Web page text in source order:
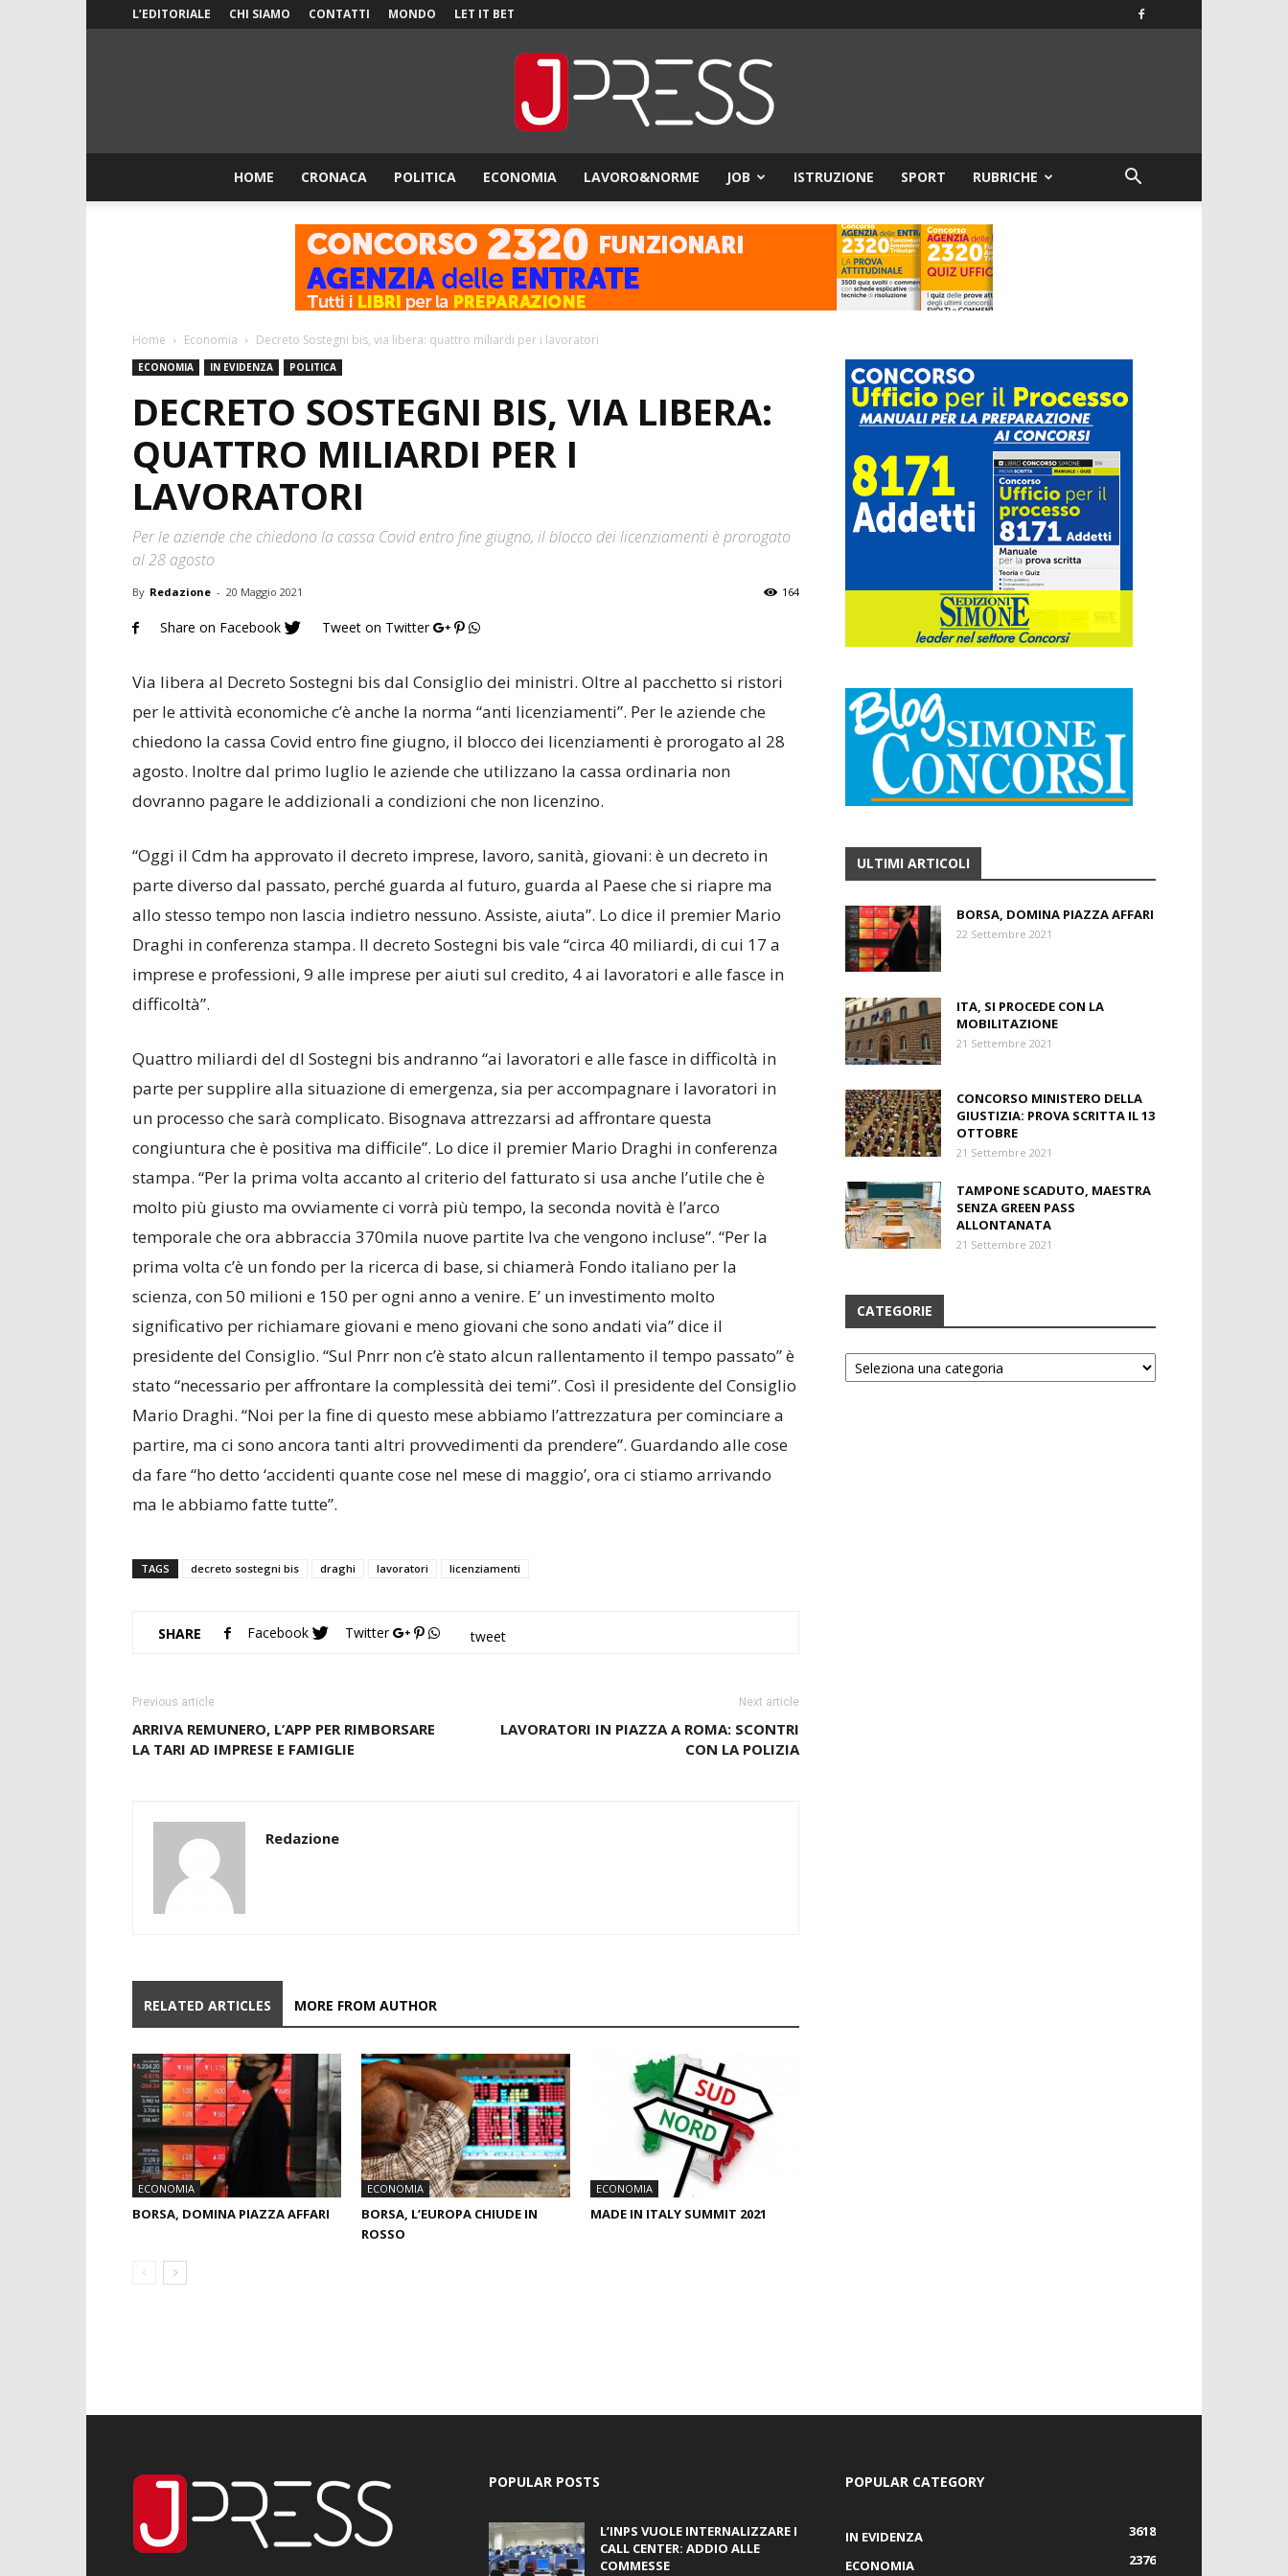
L’EDITORIALE CHI SIAMO CONTATTI MONDO LET IT BET
HOME CRONACA POLITICA ECONOMIA LAVORO&NORME JOB ISTRUZIONE SPORT RUBRICHE
Home Economia Decreto Sostegni bis, via libera: quattro miliardi per i lavoratori
ECONOMIA IN EVIDENZA POLITICA
DECRETO SOSTEGNI BIS, VIA LIBERA:
QUATTRO MILIARDI PER I
LAVORATORI
Per le aziende che chiedono la cassa Covid entro fine giugno, il blocco dei licenziamenti è prorogato
al 28 agosto
By Redazione - 20 Maggio 2021 164
Share on Facebook Tweet on Twitter
Via libera al Decreto Sostegni bis dal Consiglio dei ministri. Oltre al pacchetto si ristori
per le attività economiche c’è anche la norma “anti licenziamenti”. Per le aziende che
chiedono la cassa Covid entro fine giugno, il blocco dei licenziamenti è prorogato al 28
agosto. Inoltre dal primo luglio le aziende che utilizzano la cassa ordinaria non
dovranno pagare le addizionali a condizioni che non licenzino.
“Oggi il Cdm ha approvato il decreto imprese, lavoro, sanità, giovani: è un decreto in
parte diverso dal passato, perché guarda al futuro, guarda al Paese che si riapre ma
allo stesso tempo non lascia indietro nessuno. Assiste, aiuta”. Lo dice il premier Mario
Draghi in conferenza stampa. Il decreto Sostegni bis vale “circa 40 miliardi, di cui 17 a
imprese e professioni, 9 alle imprese per aiuti sul credito, 4 ai lavoratori e alle fasce in
difficoltà”.
Quattro miliardi del dl Sostegni bis andranno “ai lavoratori e alle fasce in difficoltà in
parte per supplire alla situazione di emergenza, sia per accompagnare i lavoratori in
un processo che sarà complicato. Bisognava attrezzarsi ad affrontare questa
congiuntura che è positiva ma difficile”. Lo dice il premier Mario Draghi in conferenza
stampa. “Per la prima volta accanto al criterio del fatturato si usa anche l’utile che è
molto più giusto ma ovviamente ci vorrà più tempo, la seconda novità è l’arco
temporale che ora abbraccia 370mila nuove partite Iva che vengono incluse”. “Per la
prima volta c’è un fondo per la ricerca di base, si chiamerà Fondo italiano per la
scienza, con 50 milioni e 150 per ogni anno a venire. E’ un investimento molto
significativo per richiamare giovani e meno giovani che sono andati via” dice il
presidente del Consiglio. “Sul Pnrr non c’è stato alcun rallentamento il tempo passato” è
stato “necessario per affrontare la complessità dei temi”. Così il presidente del Consiglio
Mario Draghi. “Noi per la fine di questo mese abbiamo l’attrezzatura per cominciare a
partire, ma ci sono ancora tanti altri provvedimenti da prendere”. Guardando alle cose
da fare “ho detto ‘accidenti quante cose nel mese di maggio’, ora ci stiamo arrivando
ma le abbiamo fatte tutte”.
TAGS decreto sostegni bis draghi lavoratori licenziamenti
SHARE Facebook Twitter tweet
Previous article
ARRIVA REMUNERO, L’APP PER RIMBORSARE
LA TARI AD IMPRESE E FAMIGLIE
Next article
LAVORATORI IN PIAZZA A ROMA: SCONTRI
CON LA POLIZIA
Redazione
RELATED ARTICLES MORE FROM AUTHOR
ECONOMIA
BORSA, DOMINA PIAZZA AFFARI
ECONOMIA
BORSA, L’EUROPA CHIUDE IN
ROSSO
ECONOMIA
MADE IN ITALY SUMMIT 2021
ULTIMI ARTICOLI
BORSA, DOMINA PIAZZA AFFARI
22 Settembre 2021
ITA, SI PROCEDE CON LA
MOBILITAZIONE
21 Settembre 2021
CONCORSO MINISTERO DELLA
GIUSTIZIA: PROVA SCRITTA IL 13
OTTOBRE
21 Settembre 2021
TAMPONE SCADUTO, MAESTRA
SENZA GREEN PASS
ALLONTANATA
21 Settembre 2021
CATEGORIE
Categorie
POPULAR POSTS
L’INPS VUOLE INTERNALIZZARE I
CALL CENTER: ADDIO ALLE
COMMESSE
POPULAR CATEGORY
IN EVIDENZA
3618
ECONOMIA
2376